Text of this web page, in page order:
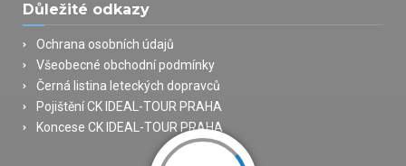
Důležité odkazy
Ochrana osobních údajů
Všeobecné obchodní podmínky
Černá listina leteckých dopravců
Pojištění CK IDEAL-TOUR PRAHA
Koncese CK IDEAL-TOUR PRAHA